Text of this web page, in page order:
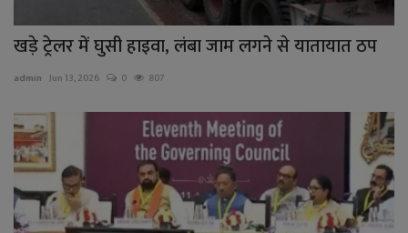
खड़े ट्रेलर में घुसी हाइवा, लंबा जाम लगने से यातायात ठप
admin Jun 13, 2026 0 807